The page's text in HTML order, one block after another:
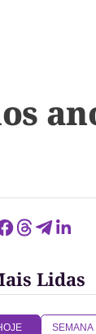
Lidas
SEMANA